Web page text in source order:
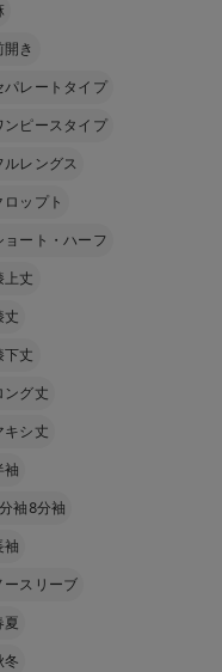
開き
パレートタイプ
ンピースタイプ
ルレングス
ロップト
ョート・ハーフ
上丈
丈
下丈
ング丈
キシ丈
袖
袖8分袖
袖
ースリーブ
夏
冬